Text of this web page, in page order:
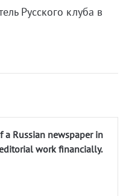
Русского клуба в
Russian newspaper in
work financially.